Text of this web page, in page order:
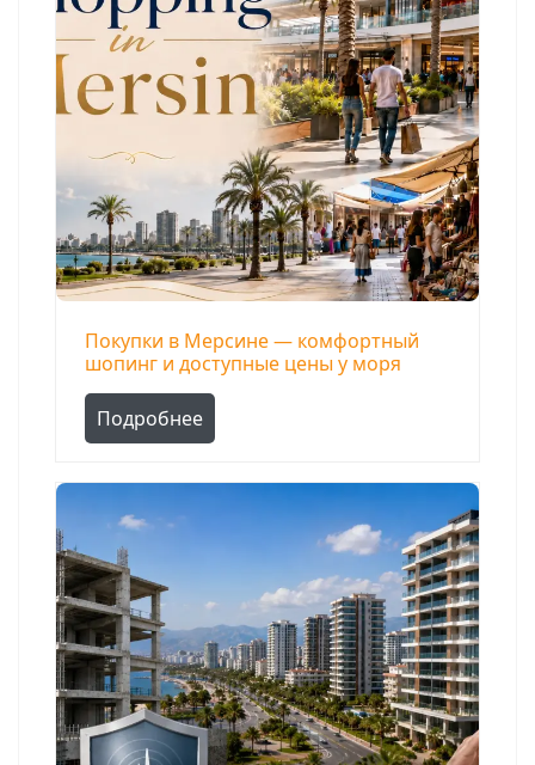
Поиск
Покупки в Мерсине — комфортный
шопинг и доступные цены у моря
Подробнее